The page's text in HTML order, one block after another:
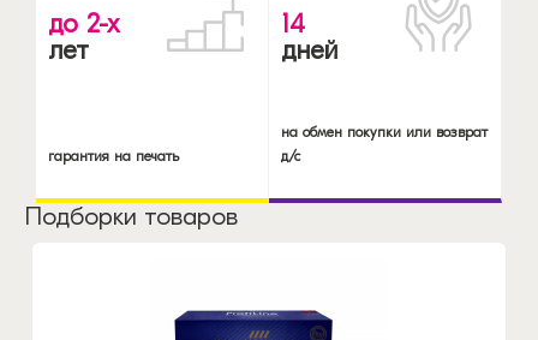
до 2-х
лет
гарантия на печать
14
дней
на обмен покупки или возврат
д/с
Подборки товаров